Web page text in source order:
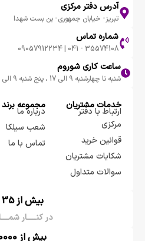
آدرس دفتر مرکزی
تبریز- خیابان جمهوری- بن بست شهدا
شماره تماس
35574108 - 041 | 09057912234
ساعت کاری شوروم
شنبه تا چهارشنبه 9 الی 17 ، پنج شنبه 9 الی 14
خدمات مشتریان
ارتباط با دفتر
مرکزی
قوانین خرید
شکایات مشتریان
سوالات متداول
مجموعه برند
درباره ما
شعب سیلکا
تماس با ما
بیش از 35 سال
در کنـــــار
بیش از 50000 نفر